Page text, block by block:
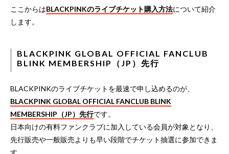
ここからはBLACKPINKのライブチケット購入方法について紹介
します。
BLACKPINK GLOBAL OFFICIAL FANCLUB
BLINK MEMBERSHIP（JP）先行
BLACKPINKのライブチケットを最速で申し込めるのが、
BLACKPINK GLOBAL OFFICIAL FANCLUB BLINK
MEMBERSHIP（JP）先行です。
日本向けの有料ファンクラブに加入している会員が対象となり、
先行販売や一般販売よりも早い段階でチケット抽選に参加できま